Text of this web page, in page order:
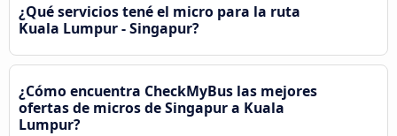
¿Qué servicios tené el micro para la ruta
Kuala Lumpur - Singapur?
¿Cómo encuentra CheckMyBus las mejores
ofertas de micros de Singapur a Kuala
Lumpur?